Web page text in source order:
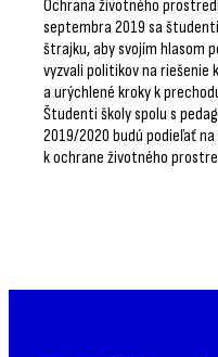
Ochrana životného
septembra 2019 sa
štrajku, aby svojím hlasom
vyzvali politikov na
a urýchlené kroky k
Študenti školy spolu s
2019/2020 budú podieľať
k ochrane životného